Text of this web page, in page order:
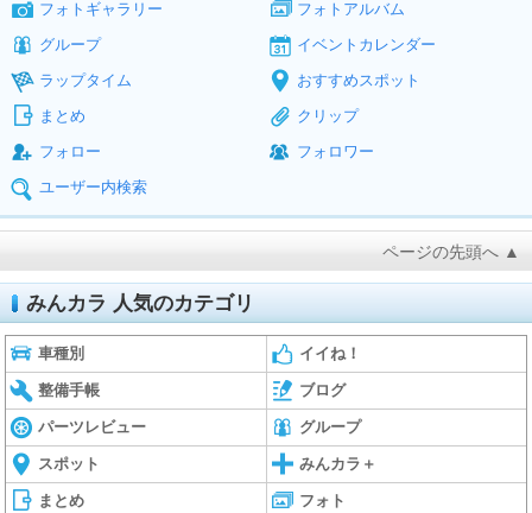
フォトギャラリー
フォトアルバム
グループ
イベントカレンダー
ラップタイム
おすすめスポット
まとめ
クリップ
フォロー
フォロワー
ユーザー内検索
ページの先頭へ ▲
みんカラ 人気のカテゴリ
車種別 イイね！
整備手帳 ブログ
パーツレビュー グループ
スポット みんカラ＋
まとめ フォト